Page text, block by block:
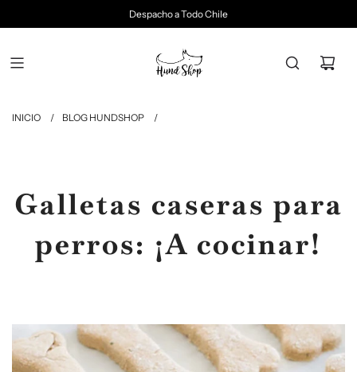
Despacho a Todo Chile
INICIO / BLOG HUNDSHOP /
Galletas caseras para
perros: ¡A cocinar!